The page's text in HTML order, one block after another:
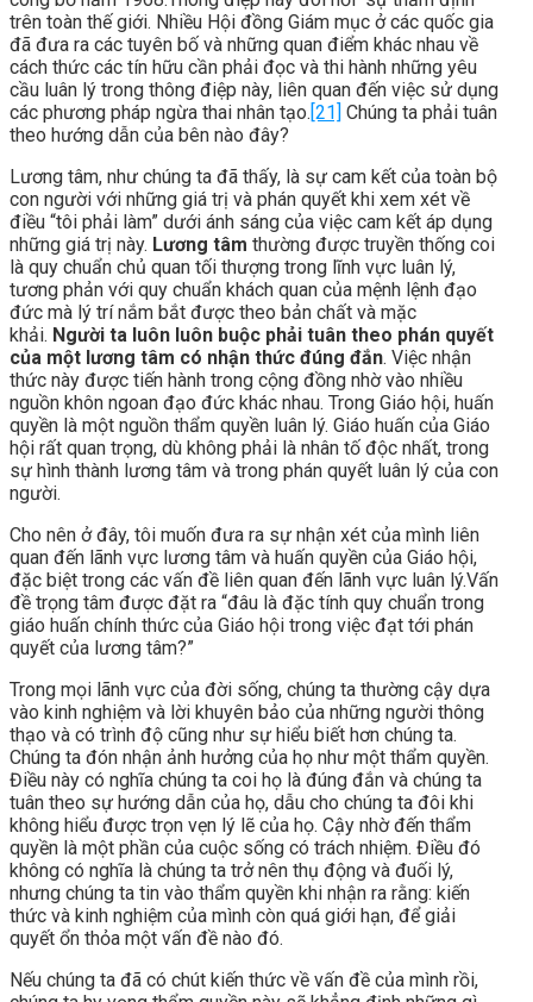
trên toàn thế giới. Nhiều Hội đồng Giám mục ở các quốc gia
đã đưa ra các tuyên bố và những quan điểm khác nhau về
cách thức các tín hữu cần phải đọc và thi hành những yêu
cầu luân lý trong thông điệp này, liên quan đến việc sử dụng
các phương pháp ngừa thai nhân tạo. [21] Chúng ta phải tuân
theo hướng dẫn của bên nào đây?
Lương tâm, như chúng ta đã thấy, là sự cam kết của toàn bộ
con người với những giá trị và phán quyết khi xem xét về
điều “tôi phải làm” dưới ánh sáng của việc cam kết áp dụng
những giá trị này. Lương tâm thường được truyền thống coi
là quy chuẩn chủ quan tối thượng trong lĩnh vực luân lý,
tương phản với quy chuẩn khách quan của mệnh lệnh đạo
đức mà lý trí nắm bắt được theo bản chất và mặc
khải. Người ta luôn luôn buộc phải tuân theo phán quyết
của một lương tâm có nhận thức đúng đắn. Việc nhận
thức này được tiến hành trong cộng đồng nhờ vào nhiều
nguồn khôn ngoan đạo đức khác nhau. Trong Giáo hội, huấn
quyền là một nguồn thẩm quyền luân lý. Giáo huấn của Giáo
hội rất quan trọng, dù không phải là nhân tố độc nhất, trong
sự hình thành lương tâm và trong phán quyết luân lý của con
người.
Cho nên ở đây, tôi muốn đưa ra sự nhận xét của mình liên
quan đến lãnh vực lương tâm và huấn quyền của Giáo hội,
đặc biệt trong các vấn đề liên quan đến lãnh vực luân lý.Vấn
đề trọng tâm được đặt ra “đâu là đặc tính quy chuẩn trong
giáo huấn chính thức của Giáo hội trong việc đạt tới phán
quyết của lương tâm?”
Trong mọi lãnh vực của đời sống, chúng ta thường cậy dựa
vào kinh nghiệm và lời khuyên bảo của những người thông
thạo và có trình độ cũng như sự hiểu biết hơn chúng ta.
Chúng ta đón nhận ảnh hưởng của họ như một thẩm quyền.
Điều này có nghĩa chúng ta coi họ là đúng đắn và chúng ta
tuân theo sự hướng dẫn của họ, dẫu cho chúng ta đôi khi
không hiểu được trọn vẹn lý lẽ của họ. Cậy nhờ đến thẩm
quyền là một phần của cuộc sống có trách nhiệm. Điều đó
không có nghĩa là chúng ta trở nên thụ động và đuối lý,
nhưng chúng ta tin vào thẩm quyền khi nhận ra rằng: kiến
thức và kinh nghiệm của mình còn quá giới hạn, để giải
quyết ổn thỏa một vấn đề nào đó.
Nếu chúng ta đã có chút kiến thức về vấn đề của mình rồi,